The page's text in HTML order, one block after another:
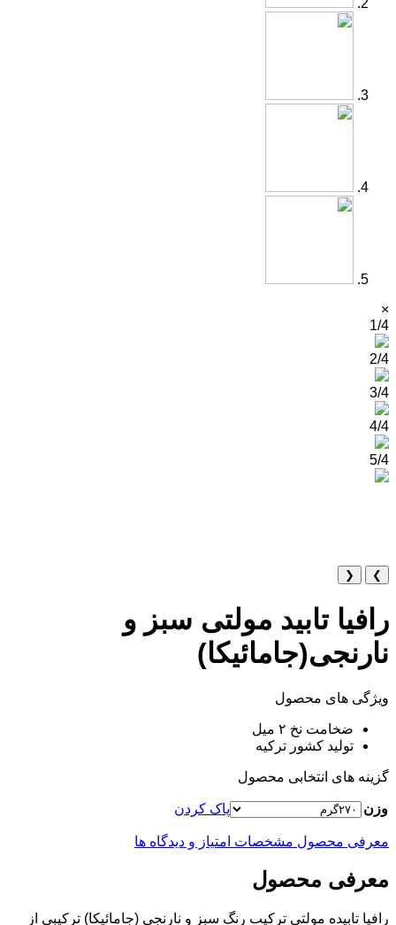
×
1/4
2/4
3/4
4/4
5/4
❯
❮
رافیا تابید مولتی سبز و
نارنجی(جامائیکا)
ویژگی های محصول
ضخامت نخ ۲ میل
تولید کشور ترکیه
گزینه های انتخابی محصول
وزن پاک کردن
معرفی محصول مشخصات امتیاز و دیدگاه ها
معرفی محصول
رافیا تابیده مولتی ترکیب رنگ سبز و نارنجی (جامائیکا) ترکیبی از